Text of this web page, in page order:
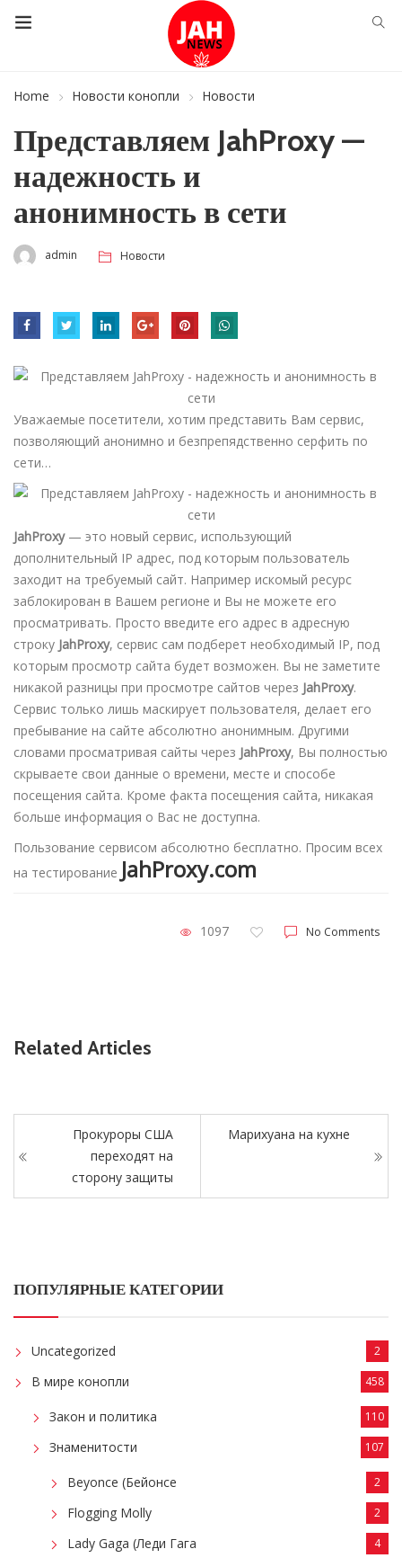
Home Новости конопли Новости
Представляем JahProxy —
надежность и
анонимность в сети
admin Новости
Уважаемые посетители, хотим представить Вам сервис,
позволяющий анонимно и безпрепядственно серфить по
сети…
JahProxy— это новый сервис, использующий
дополнительный IP адрес, под которым пользователь
заходит на требуемый сайт. Например искомый ресурс
заблокирован в Вашем регионе и Вы не можете его
просматривать. Просто введите его адрес в адресную
строку JahProxy, сервис сам подберет необходимый IP, под
которым просмотр сайта будет возможен. Вы не заметите
никакой разницы при просмотре сайтов через JahProxy.
Сервис только лишь маскирует пользователя, делает его
пребывание на сайте абсолютно анонимным. Другими
словами просматривая сайты через JahProxy, Вы полностью
скрываете свои данные о времени, месте и способе
посещения сайта. Кроме факта посещения сайта, никакая
больше информация о Вас не доступна.
Пользование сервисом абсолютно бесплатно. Просим всех
на тестирование JahProxy.com
1097 No Comments
Related Articles
Прокуроры США
переходят на
сторону защиты
Марихуана на кухне
ПОПУЛЯРНЫЕ КАТЕГОРИИ
Uncategorized 2
В мире конопли 458
Закон и политика 110
Знаменитости 107
Beyonce (Бейонсе 2
Flogging Molly 2
Lady Gaga (Леди Гага 4